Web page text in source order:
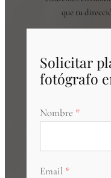
que tu
Solicitar
fotógrafo
Nombre
Email